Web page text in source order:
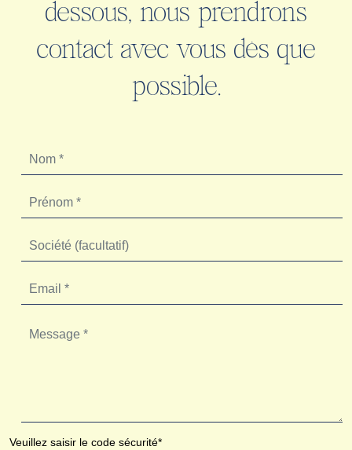
dessous, nous prendrons
contact avec vous dès que
possible.
Veuillez saisir le code sécurité*